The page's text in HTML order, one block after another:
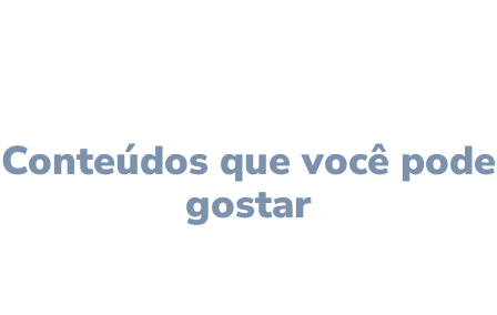
Conteúdos que você pode
gostar